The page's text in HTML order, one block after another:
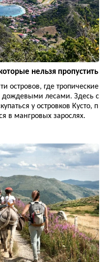
нельзя пропустить
островов, где тропические
дождевыми лесами. Здесь с
у островков Кусто, п
в мангровых зарослях.